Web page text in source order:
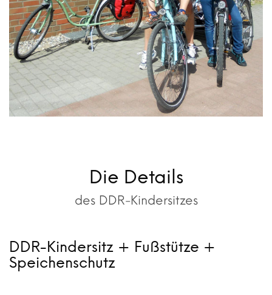
Die Details
des DDR-Kindersitzes
DDR-Kindersitz + Fußstütze +
Speichenschutz